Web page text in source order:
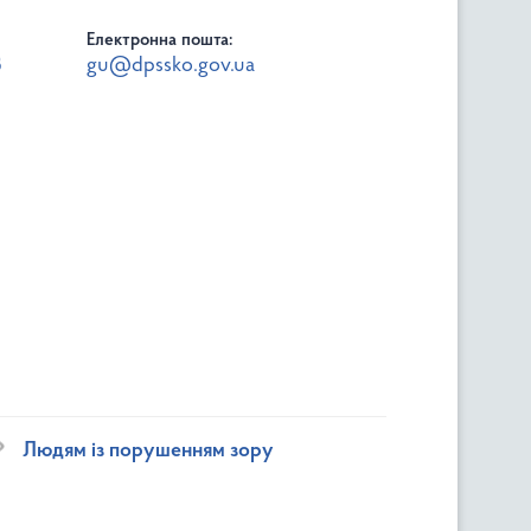
Електронна пошта:
gu@dpssko.gov.ua
Людям із порушенням зору